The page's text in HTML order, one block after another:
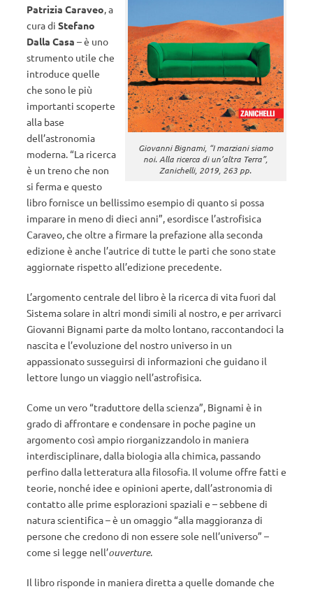
Giovanni Bignami, “I marziani siamo
noi. Alla ricerca di un’altra Terra”,
Zanichelli, 2019, 263 pp.
Patrizia Caraveo, a
cura di Stefano
Dalla Casa – è uno
strumento utile che
introduce quelle
che sono le più
importanti scoperte
alla base
dell’astronomia
moderna. “La ricerca
è un treno che non
si ferma e questo
libro fornisce un bellissimo esempio di quanto si possa
imparare in meno di dieci anni”, esordisce l’astrofisica
Caraveo, che oltre a firmare la prefazione alla seconda
edizione è anche l’autrice di tutte le parti che sono state
aggiornate rispetto all’edizione precedente.
L’argomento centrale del libro è la ricerca di vita fuori dal
Sistema solare in altri mondi simili al nostro, e per arrivarci
Giovanni Bignami parte da molto lontano, raccontandoci la
nascita e l’evoluzione del nostro universo in un
appassionato susseguirsi di informazioni che guidano il
lettore lungo un viaggio nell’astrofisica.
Come un vero “traduttore della scienza”, Bignami è in
grado di affrontare e condensare in poche pagine un
argomento così ampio riorganizzandolo in maniera
interdisciplinare, dalla biologia alla chimica, passando
perfino dalla letteratura alla filosofia. Il volume offre fatti e
teorie, nonché idee e opinioni aperte, dall’astronomia di
contatto alle prime esplorazioni spaziali e – sebbene di
natura scientifica – è un omaggio “alla maggioranza di
persone che credono di non essere sole nell’universo” –
come si legge nell’ouverture.
Il libro risponde in maniera diretta a quelle domande che